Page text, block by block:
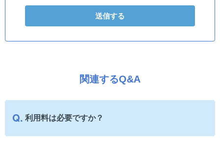
関連するQ&A
利用料は必要ですか？